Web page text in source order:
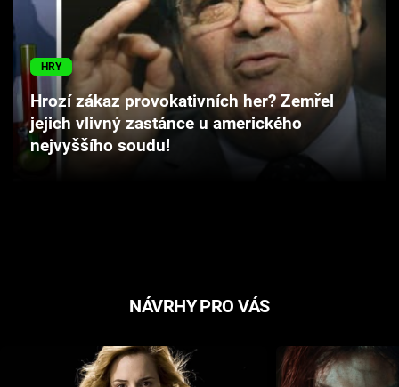
Hry
Cool Esport
Pořady
HRY
Hrozí zákaz provokativních her? Zemřel
jejich vlivný zastánce u amerického
nejvyššího soudu!
NÁVRHY PRO VÁS